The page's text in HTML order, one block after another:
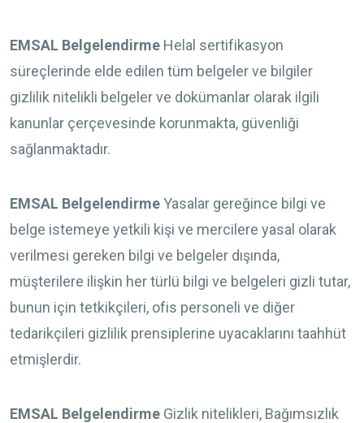
EMSAL Belgelendirme Helal sertifikasyon
süreçlerinde elde edilen tüm belgeler ve bilgiler
gizlilik nitelikli belgeler ve dokümanlar olarak ilgili
kanunlar çerçevesinde korunmakta, güvenliği
sağlanmaktadır.
EMSAL BelgelendirmeYasalar gereğince bilgi ve
belge istemeye yetkili kişi ve mercilere yasal olarak
verilmesi gereken bilgi ve belgeler dışında,
müşterilere ilişkin her türlü bilgi ve belgeleri gizli tutar,
bunun için tetkikçileri, ofis personeli ve diğer
tedarikçileri gizlilik prensiplerine uyacaklarını taahhüt
etmişlerdir.
EMSAL Belgelendirme Gizlik nitelikleri, Bağımsızlık